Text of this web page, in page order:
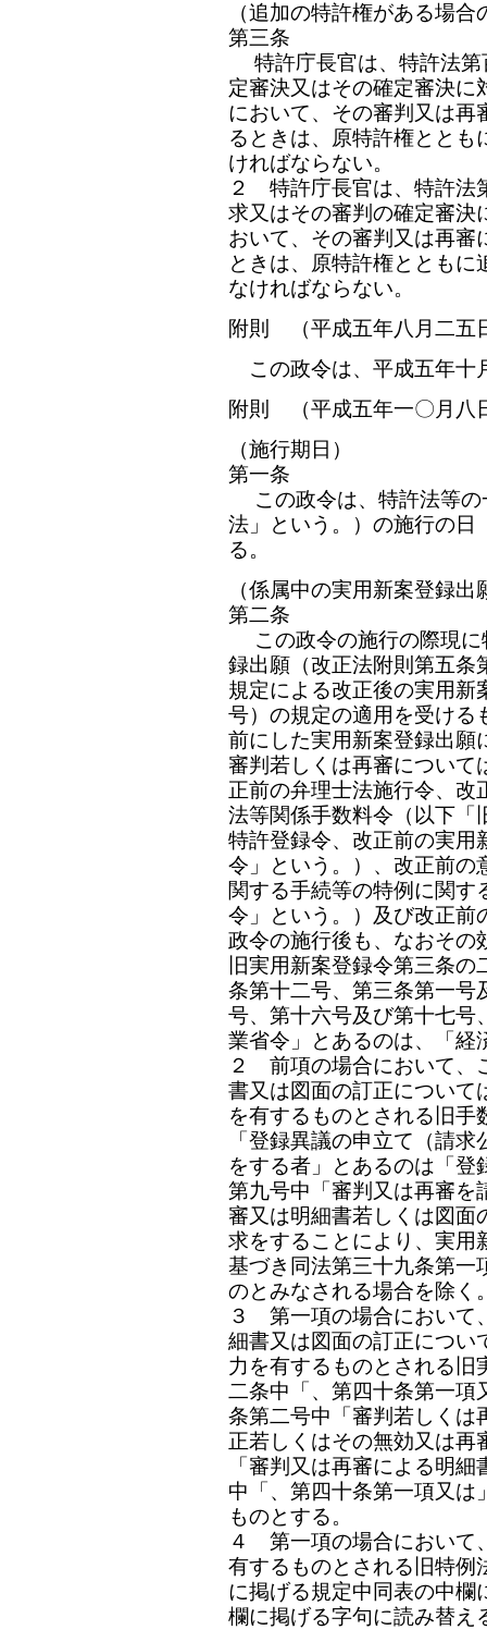
（追加の特許権がある場合
第三条
特許庁長官は、特許法第
定審決又はその確定審決に
において、その審判又は再
るときは、原特許権とと
ければならない。
２ 特許庁長官は、特許法
求又はその審判の確定審決
おいて、その審判又は再審
ときは、原特許権ととも
なければならない。
附則 （平成五年八月二五
この政令は、平成五年十
附則 （平成五年一〇月八
（施行期日）
第一条
この政令は、特許法等の
法」という。）の施行の日
る。
（係属中の実用新案登録
第二条
この政令の施行の際現に
録出願（改正法附則第五条
規定による改正後の実用新
号）の規定の適用を受ける
前にした実用新案登録出願
審判若しくは再審について
正前の弁理士法施行令、改
法等関係手数料令（以下「
特許登録令、改正前の実用
令」という。）、改正前の
関する手続等の特例に関
令」という。）及び改正前
政令の施行後も、なおその
旧実用新案登録令第三条
条第十二号、第三条第一号
号、第十六号及び第十七号
業省令」とあるのは、「経
２ 前項の場合において、
書又は図面の訂正について
を有するものとされる旧手
「登録異議の申立て（請
をする者」とあるのは「
第九号中「審判又は再審を
審又は明細書若しくは図面
求をすることにより、実用
基づき同法第三十九条第一
のとみなされる場合を除く
３ 第一項の場合において
細書又は図面の訂正につい
力を有するものとされる旧
二条中「、第四十条第一項
条第二号中「審判若しくは
正若しくはその無効又は再
「審判又は再審による明
中「、第四十条第一項又は
ものとする。
４ 第一項の場合において
有するものとされる旧特例
に掲げる規定中同表の中欄
欄に掲げる字句に読み替え